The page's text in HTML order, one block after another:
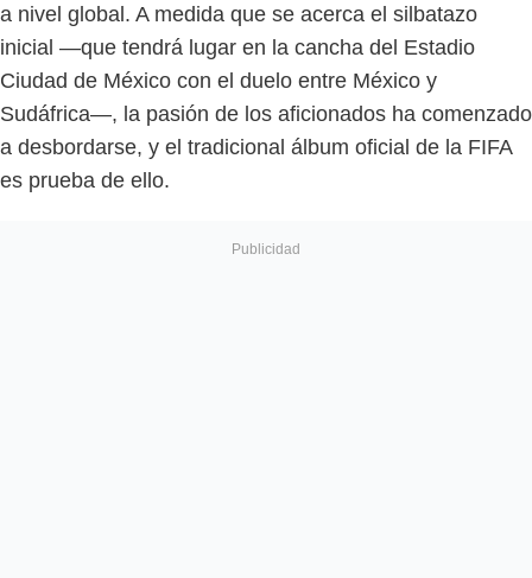
a nivel global. A medida que se acerca el silbatazo
inicial —que tendrá lugar en la cancha del Estadio
Ciudad de México con el duelo entre México y
Sudáfrica—, la pasión de los aficionados ha comenzado
a desbordarse, y el tradicional álbum oficial de la FIFA
es prueba de ello.